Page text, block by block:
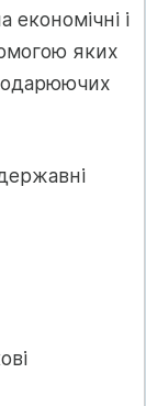
і
яких